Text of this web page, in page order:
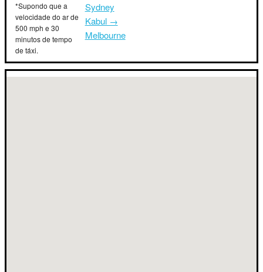
*Supondo que a
velocidade do ar de
500 mph e 30
minutos de tempo
de táxi.
Sydney
Kabul →
Melbourne